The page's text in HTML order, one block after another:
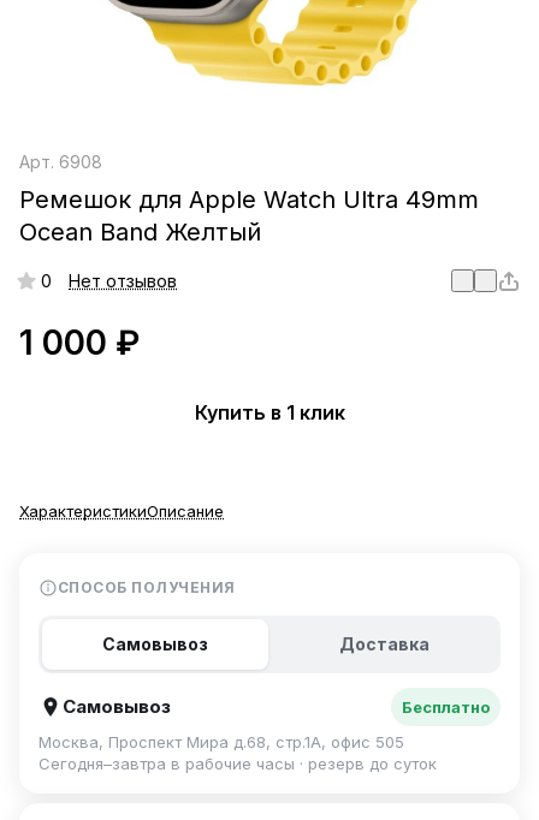
Арт. 6908
Ремешок для Apple Watch Ultra 49mm
Ocean Band Желтый
0 Нет отзывов
1 000 ₽
Купить в 1 клик
ХарактеристикиОписание
СПОСОБ ПОЛУЧЕНИЯ
Самовывоз Доставка
Самовывоз
Бесплатно
Москва, Проспект Мира д.68, стр.1А, офис 505
Сегодня–завтра в рабочие часы · резерв до суток